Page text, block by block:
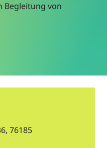
Begleitung von
, 76185